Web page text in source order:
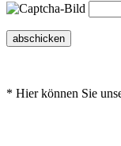
abschicken
* Hier können Sie